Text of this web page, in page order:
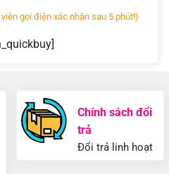
gọi điện xác nhận sau 5 phút!)
Chính sách đổi
trả
Đổi trả linh hoạt